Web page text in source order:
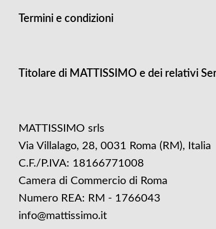
Termini e condizioni
Titolare di MATTISSIMO e dei relativi
MATTISSIMO srls
Via Villalago, 28, 0031 Roma (RM), Italia
C.F./P.IVA: 18166771008
Camera di Commercio di Roma
Numero REA: RM - 1766043
info@mattissimo.it